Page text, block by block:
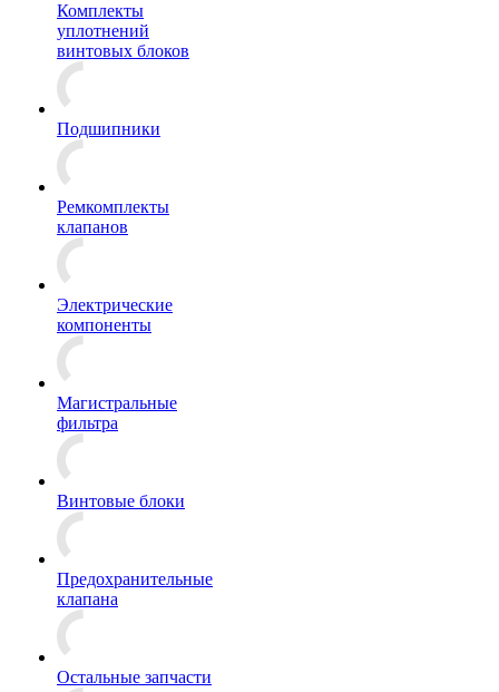
Комплекты
уплотнений
винтовых блоков
Подшипники
Ремкомплекты
клапанов
Электрические
компоненты
Магистральные
фильтра
Винтовые блоки
Предохранительные
клапана
Остальные запчасти